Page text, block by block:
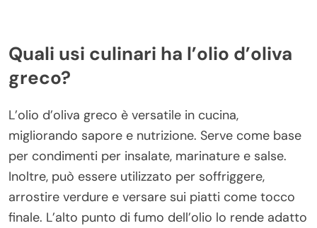
Quali usi culinari ha l’olio d’oliva
greco?
L’olio d’oliva greco è versatile in cucina,
migliorando sapore e nutrizione. Serve come base
per condimenti per insalate, marinature e salse.
Inoltre, può essere utilizzato per soffriggere,
arrostire verdure e versare sui piatti come tocco
finale. L’alto punto di fumo dell’olio lo rende adatto